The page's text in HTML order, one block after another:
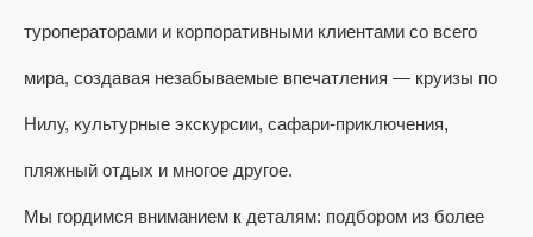
туроператорами и корпоративными клиентами со всего
мира, создавая незабываемые впечатления — круизы по
Нилу, культурные экскурсии, сафари-приключения,
пляжный отдых и многое другое.
Мы гордимся вниманием к деталям: подбором из более